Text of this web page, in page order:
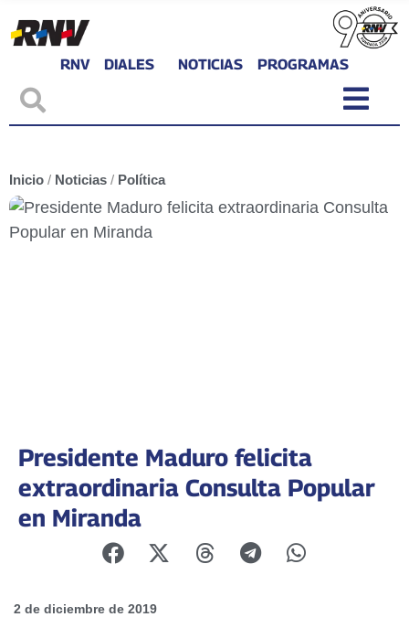
RNV DIALES NOTICIAS PROGRAMAS
Inicio / Noticias / Política
Presidente Maduro felicita
extraordinaria Consulta Popular
en Miranda
2 de diciembre de 2019